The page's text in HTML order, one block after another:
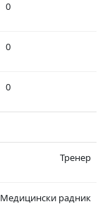
0
0
0
Тренер
Медицински радник